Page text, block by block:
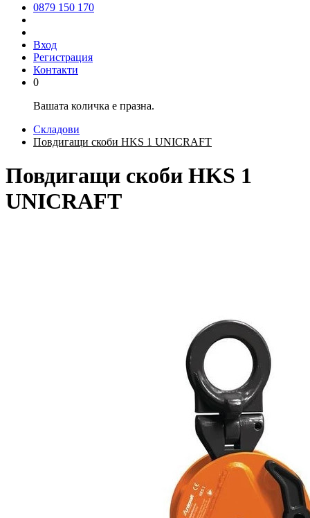
0879 150 170
Вход
Регистрация
Контакти
0
Вашата количка е празна.
Складови
Повдигащи скоби HKS 1 UNICRAFT
Повдигащи скоби HKS 1
UNICRAFT